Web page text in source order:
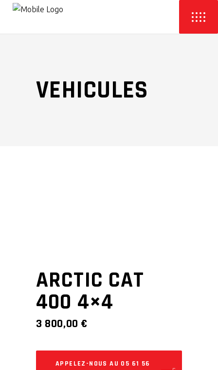
VEHICULES
ARCTIC CAT
400 4×4
3 800,00 €
APPELEZ-NOUS AU 05 61 56